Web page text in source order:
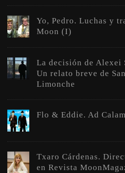
Yo, Pedro. Luchas y
Moon (I)
La decisión de Alexei
Un relato breve de
Limonche
Flo & Eddie. Ad
Txaro Cárdenas.
en Revista